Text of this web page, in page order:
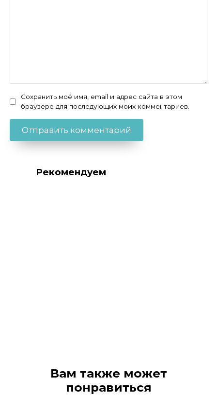
Сохранить моё имя, email и адрес сайта в этом
браузере для последующих моих комментариев.
Рекомендуем
Вам также может
понравиться